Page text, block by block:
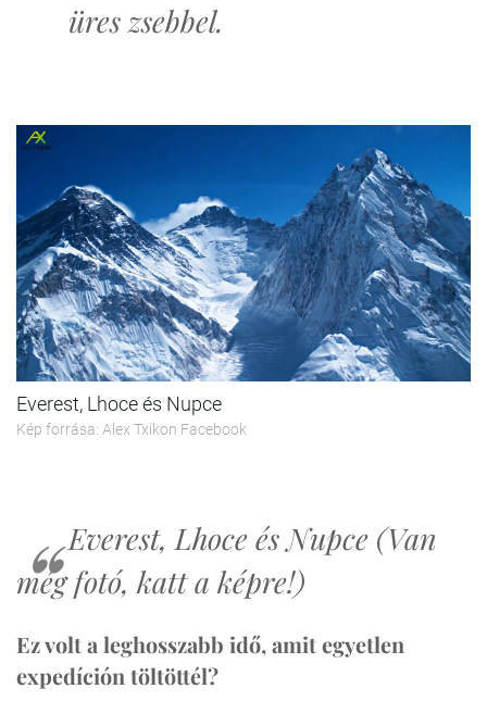
üres zsebbel.
Everest, Lhoce és Nupce
Kép forrása: Alex Txikon Facebook
Everest, Lhoce és Nupce (Van
még fotó, katt a képre!)
Ez volt a leghosszabb idő, amit egyetlen
expedíción töltöttél?